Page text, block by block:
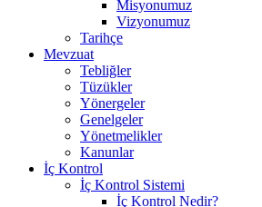
Misyonumuz
Vizyonumuz
Tarihçe
Mevzuat
Tebliğler
Tüzükler
Yönergeler
Genelgeler
Yönetmelikler
Kanunlar
İç Kontrol
İç Kontrol Sistemi
İç Kontrol Nedir?